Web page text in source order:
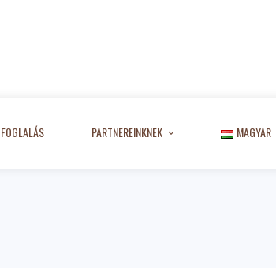
PARTNEREINKNEK MAGYAR